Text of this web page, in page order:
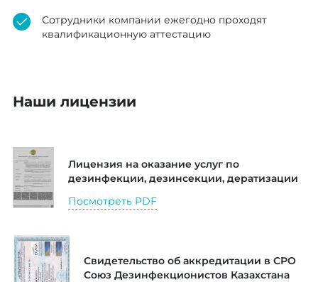
Сотрудники компании ежегодно проходят
квалификационную аттестацию
Наши лицензии
Лицензия на оказание услуг по
дезинфекции, дезинсекции, дератизации
Посмотреть PDF
Свидетельство об аккредитации в СРО
Союз Дезинфекционистов Казахстана